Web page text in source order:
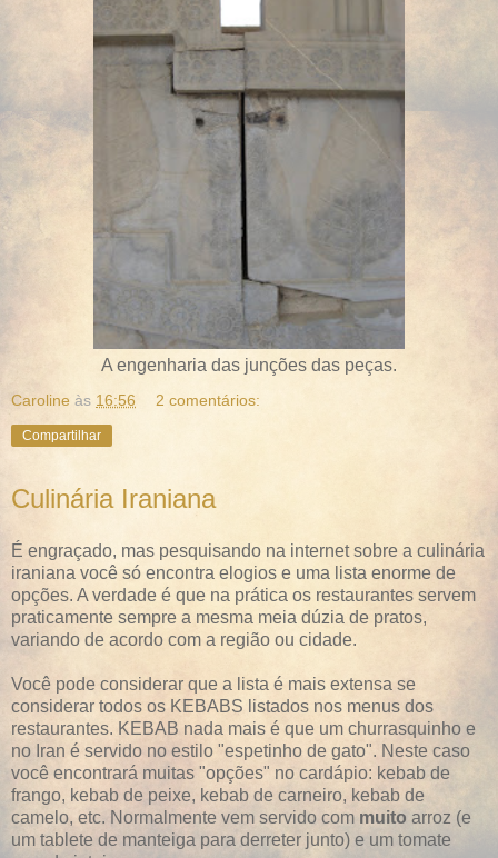
A engenharia das junções das peças.
Caroline às 16:56 2 comentários:
Compartilhar
Culinária Iraniana
É engraçado, mas pesquisando na internet sobre a culinária
iraniana você só encontra elogios e uma lista enorme de
opções. A verdade é que na prática os restaurantes servem
praticamente sempre a mesma meia dúzia de pratos,
variando de acordo com a região ou cidade.
Você pode considerar que a lista é mais extensa se
considerar todos os KEBABS listados nos menus dos
restaurantes. KEBAB nada mais é que um churrasquinho e
no Iran é servido no estilo "espetinho de gato". Neste caso
você encontrará muitas "opções" no cardápio: kebab de
frango, kebab de peixe, kebab de carneiro, kebab de
camelo, etc. Normalmente vem servido com muito arroz (e
um tablete de manteiga para derreter junto) e um tomate